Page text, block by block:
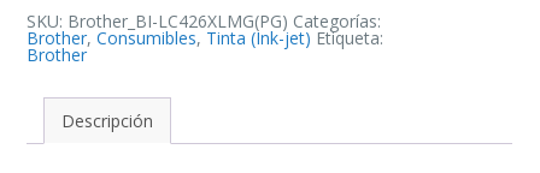
-
Reemplaza
LC426XLM
SKU: Brother_BI-LC426XLMG(PG) Categorías:
Brother,Consumibles, Tinta (Ink-jet) Etiqueta:
Brother
Descripción